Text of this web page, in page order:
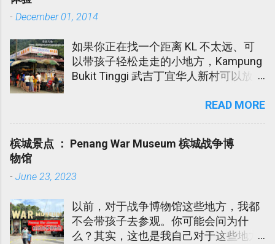
- December 01, 2014
如果你正在找一个距离 KL 不太远、可
以带孩子轻松走走的小地方，Kampung
Bukit Tinggi 武吉丁宜华人新村可以放进
也不是那种需要安排一整天的旅游区。
它比较像一个朴素的小镇，适合周末半
日游，吃点小吃，看看水果蔬菜档，感
受一下新村和山边的清新空气。 这个地
们从没逗留过。Papa Ee 听同事说这个
有好多家的海鲜餐厅。Papa Ee 是个喜
欢乡村生活的男人。 所以，二话不说直
接载我们母子俩上前观光。
READ MORE
槟城景点 ： Penang War Museum 槟城战争博
物馆
- June 23, 2023
以前，对于战争博物馆这些地方，我都
不会带孩子去参观。你可能会问为什
么？其实，这也是我自己对于这些地方